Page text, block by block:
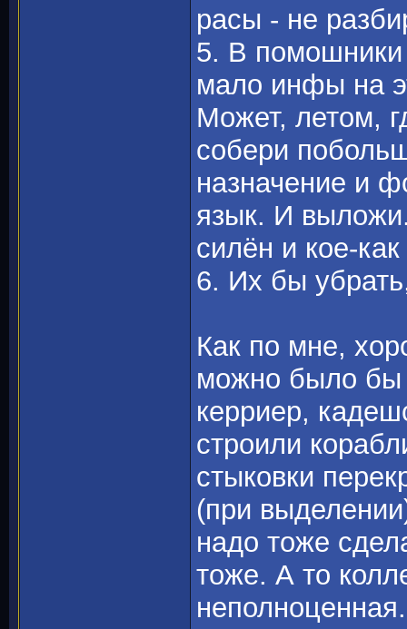
расы - не
5. В помошники
мало инфы на
Может, летом,
собери
назначение и
язык. И
силён и кое-
6. Их бы
Как по мне,
можно было бы
керриер,
строили
стыковки
(при
надо тоже
тоже. А то
неполноценная.